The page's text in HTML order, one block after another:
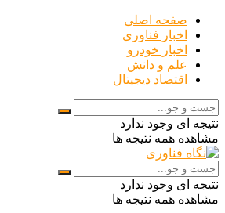
صفحه اصلی
اخبار فناوری
اخبار خودرو
علم و دانش
اقتصاد دیجیتال
نتیجه ای وجود ندارد
مشاهده همه نتیجه ها
نتیجه ای وجود ندارد
مشاهده همه نتیجه ها